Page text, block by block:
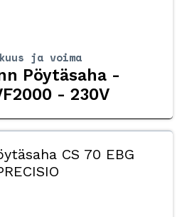
ja voima
Pöytäsaha -
- 230V